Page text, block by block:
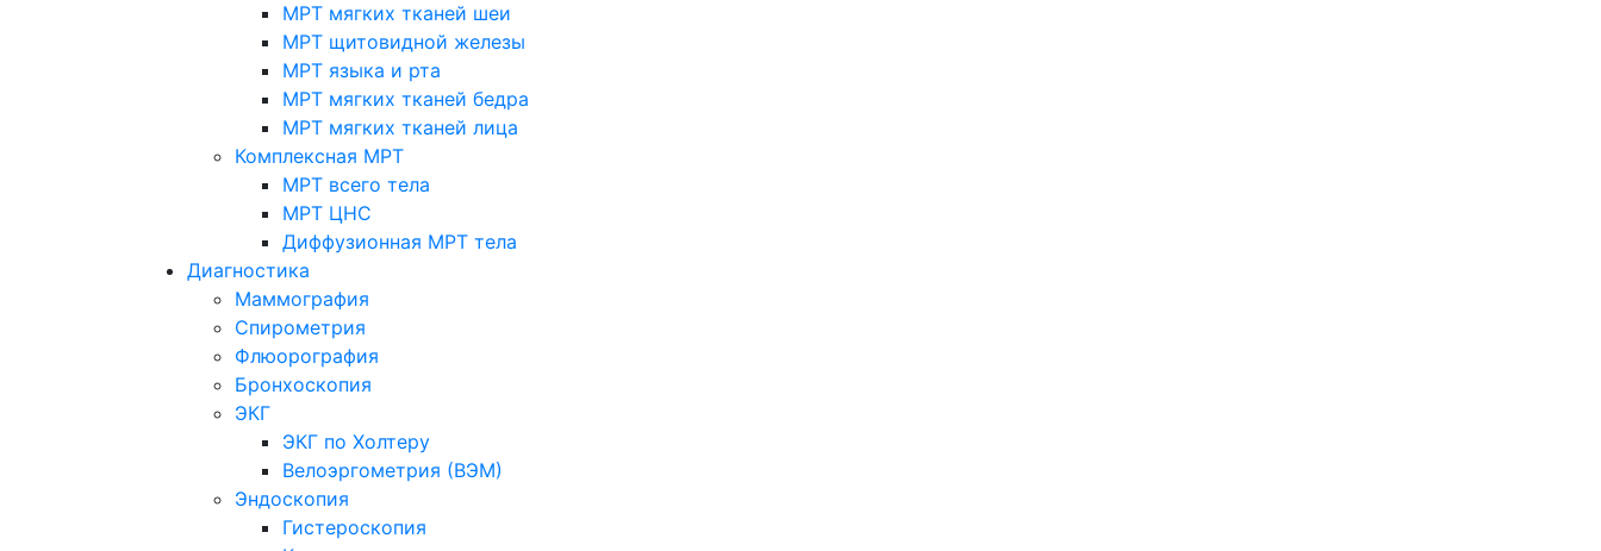
МРТ мягких тканей шеи
МРТ щитовидной железы
МРТ языка и рта
МРТ мягких тканей бедра
МРТ мягких тканей лица
Комплексная МРТ
МРТ всего тела
МРТ ЦНС
Диффузионная МРТ тела
Диагностика
Маммография
Спирометрия
Флюорография
Бронхоскопия
ЭКГ
ЭКГ по Холтеру
Велоэргометрия (ВЭМ)
Эндоскопия
Гистероскопия